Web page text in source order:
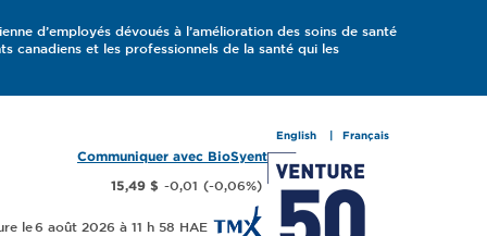
d’employés dévoués à l’amélioration des soins de santé
canadiens et les professionnels de la santé qui les
English Français
Communiquer avec BioSyent
15,49 $ -0,01 (-0,06%)
6 août 2026 à 11 h 58